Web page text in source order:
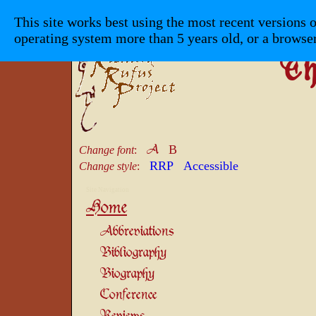
This site works best using the most recent
operating system more than 5 years old, or a
Change font: A B
Change style: RRP Accessible
Home
Abbreviations
Bibliography
Biography
Conference